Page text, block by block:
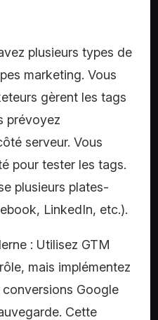
plusieurs types de
marketing. Vous
gèrent les tags
prévoyez
serveur. Vous
pour tester les tags.
plusieurs plates-
LinkedIn, etc.).
: Utilisez GTM
mais implémentez
Google
Cette